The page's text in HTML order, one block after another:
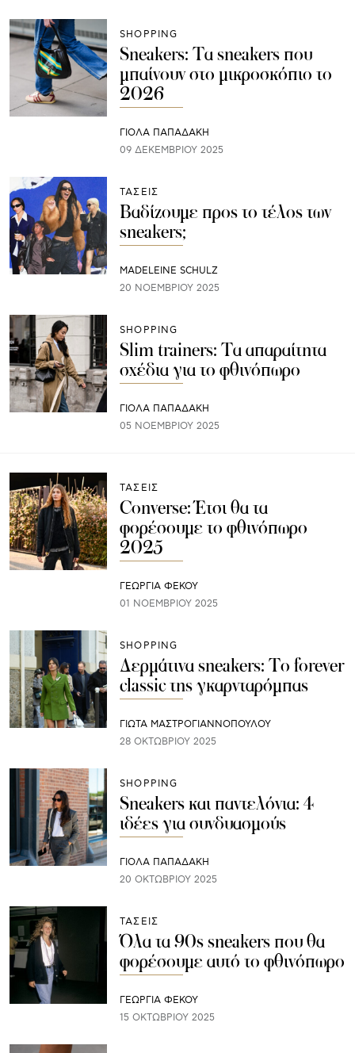
SHOPPING
Sneakers: Τα sneakers που
μπαίνουν στο μικροσκόπιο το
2026
ΓΙΌΛΑ ΠΑΠΑΔΆΚΗ
09 ΔΕΚΕΜΒΡΊΟΥ 2025
ΤΑΣΕΙΣ
Βαδίζουμε προς το τέλος των
sneakers;
MADELEINE SCHULZ
20 ΝΟΕΜΒΡΊΟΥ 2025
SHOPPING
Slim trainers: Τα απαραίτητα
σχέδια για το φθινόπωρο
ΓΙΌΛΑ ΠΑΠΑΔΆΚΗ
05 ΝΟΕΜΒΡΊΟΥ 2025
ΤΑΣΕΙΣ
Converse: Έτσι θα τα
φορέσουμε το φθινόπωρο
2025
ΓΕΩΡΓΙΑ ΦΕΚΟΥ
01 ΝΟΕΜΒΡΊΟΥ 2025
SHOPPING
Δερμάτινα sneakers: Το forever
classic της γκαρνταρόμπας
ΓΙΩΤΑ ΜΑΣΤΡΟΓΙΑΝΝΟΠΟΥΛΟΥ
28 ΟΚΤΩΒΡΊΟΥ 2025
SHOPPING
Sneakers και παντελόνια: 4
ιδέες για συνδυασμούς
ΓΙΌΛΑ ΠΑΠΑΔΆΚΗ
20 ΟΚΤΩΒΡΊΟΥ 2025
ΤΑΣΕΙΣ
Όλα τα 90s sneakers που θα
φορέσουμε αυτό το φθινόπωρο
ΓΕΩΡΓΙΑ ΦΕΚΟΥ
15 ΟΚΤΩΒΡΊΟΥ 2025